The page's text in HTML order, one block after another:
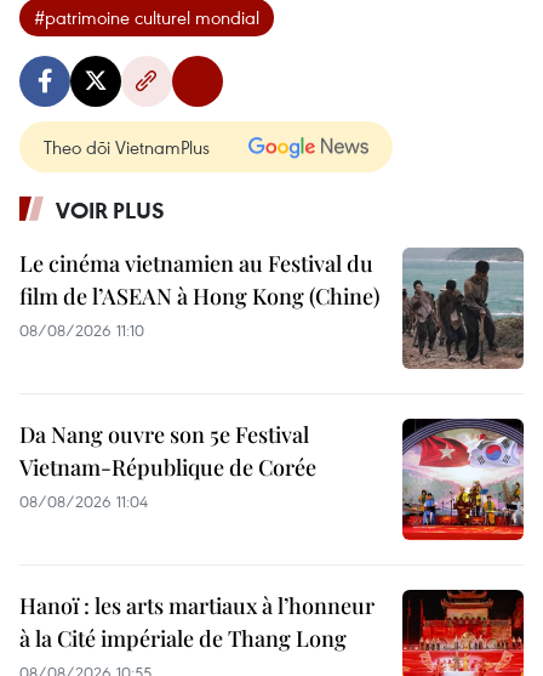
#patrimoine culturel mondial
Theo dõi VietnamPlus
VOIR PLUS
Le cinéma vietnamien au Festival du
film de l’ASEAN à Hong Kong (Chine)
08/08/2026 11:10
Da Nang ouvre son 5e Festival
Vietnam-République de Corée
08/08/2026 11:04
Hanoï : les arts martiaux à l’honneur
à la Cité impériale de Thang Long